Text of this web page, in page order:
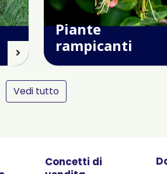
Piante
rampicanti
Vedi tutto
Concetti di